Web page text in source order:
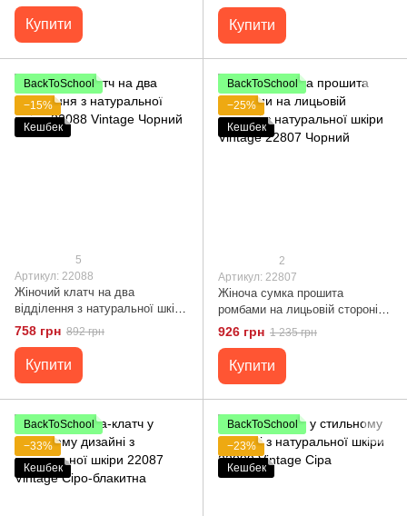
Купити Купити
BackToSchool
−15%
Кешбек
5
Артикул: 22088
Жіночий клатч на два
відділення з натуральної шкіри
22088 Vintage Чорний
758 грн 892 грн
Купити
BackToSchool
−25%
Кешбек
2
Артикул: 22807
Жіноча сумка прошита
ромбами на лицьовій стороні з
натуральної шкіри Vintage
22807 Чорний
926 грн 1 235 грн
Купити
BackToSchool
−33%
Кешбек
BackToSchool
−23%
Кешбек